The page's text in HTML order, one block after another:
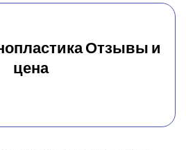
Отзывы и
цена